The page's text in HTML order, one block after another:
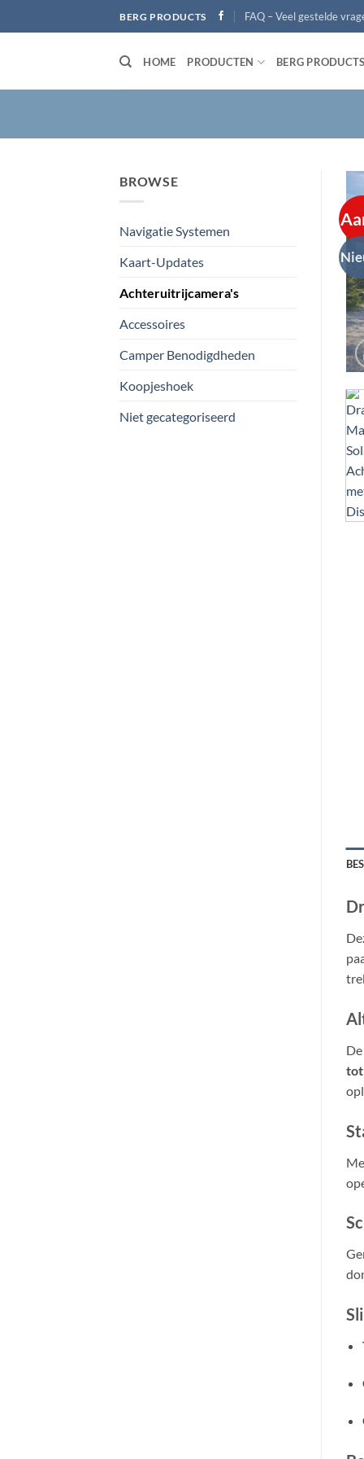
naar
BERG PRODUCTS FAQ – Veel gestelde
HOME PRODUCTEN BERG
BROWSE
Navigatie Systemen
Kaart-Updates
Achteruitrijcamera's
Accessoires
Camper Benodigdheden
Koopjeshoek
Niet gecategoriseerd
tot